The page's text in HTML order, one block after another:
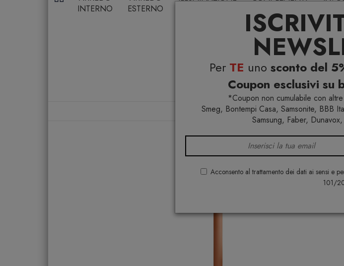
Per TE uno sconto del
Coupon esclusivi su
*Coupon non cumulabile con
Smeg, Bontempi Casa, Samsonite, BBB
Samsung, Faber,
Acconsento al trattamento dei dati ai sensi e
101/
INTERNO
ESTERNO
Home Illuminazione Lampade da